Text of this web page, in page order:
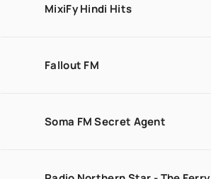
MixiFy Hindi Hits
Fallout FM
Soma FM Secret Agent